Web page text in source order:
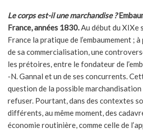
Le corps est-il une marchandise ?
France, années 1830.Au début du XIXe
France la pratique de l’embaumement ;
de sa commercialisation, une
les prétoires, entre le fondateur de
-N. Gannal et un de ses concurrents.
question de la possible marchandisation
refuser. Pourtant, dans des contextes
différents, au même moment, des
économie routinière, comme celle de